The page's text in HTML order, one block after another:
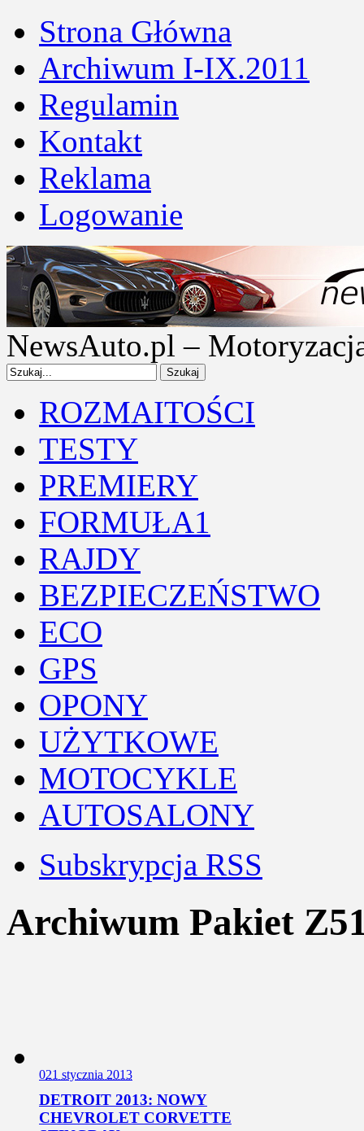
Strona Główna
Archiwum I-IX.2011
Regulamin
Kontakt
Reklama
Logowanie
NewsAuto.pl –
ROZMAITOŚCI
TESTY
PREMIERY
FORMUŁA1
RAJDY
BEZPIECZEŃSTWO
ECO
GPS
OPONY
UŻYTKOWE
MOTOCYKLE
AUTOSALONY
Subskrypcja RSS
Archiwum Pakiet
021 stycznia 2013
DETROIT 2013: NOWY
CHEVROLET CORVETTE